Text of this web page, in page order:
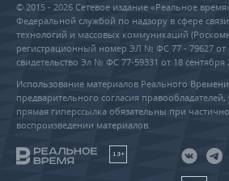
© 2015 - 2026 Сетевое издание «Реальное
Федеральной службой по надзору в сфере
технологий и массовых коммуникаций
регистрационный номер ЭЛ № ФС 77 - 79627 от
свидетельство Эл № ФС 77-59331 от 18 сентября
Использование материалов Реального
предварительного согласия
прямая гиперссылка обязательны при
воспроизведении материалов.
18+